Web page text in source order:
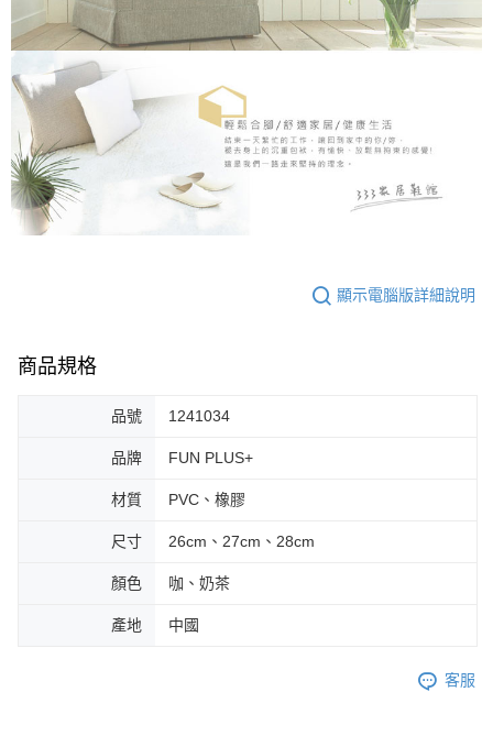
顯示電腦版詳細說明
商品規格
品號 1241034
品牌 FUN PLUS+
材質 PVC、橡膠
尺寸 26cm、27cm、28cm
顏色 咖、奶茶
產地 中國
客服